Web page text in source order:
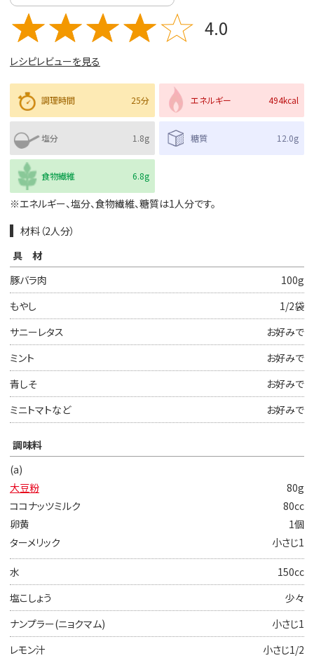
4.0
レシピレビューを見る
調理時間 25分 エネルギー 494kcal
塩分 1.8g 糖質 12.0g
食物繊維 6.8g
※エネルギー、塩分、食物繊維、糖質は1人分です。
材料（2人分）
具材
豚バラ肉
100g
もやし
1/2袋
サニーレタス
お好みで
ミント
お好みで
青しそ
お好みで
ミニトマトなど
お好みで
調味料
(a)
大豆粉
80g
ココナッツミルク
80cc
卵黄
1個
ターメリック
小さじ1
水
150cc
塩こしょう
少々
ナンプラー(ニョクマム)
小さじ1
レモン汁
小さじ1/2